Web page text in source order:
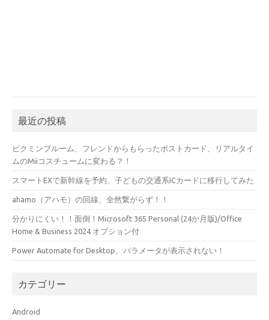
最近の投稿
ピクミンブルーム、フレンドからもらったポストカード、リアルタイ
ムのMiiコスチュームに変わる？！
スマートEXで新幹線を予約、子どもの交通系ICカードに移行してみた
ahamo（アハモ）の回線、全然繋がらず！！
分かりにくい！！面倒！Microsoft 365 Personal (24か月版)/Office
Home & Business 2024 オプション付
Power Automate for Desktop、パラメータが表示されない！
カテゴリー
Android